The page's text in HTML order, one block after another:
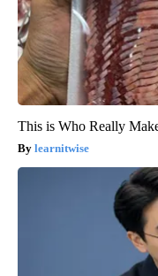
This is Who Really
learnitwise